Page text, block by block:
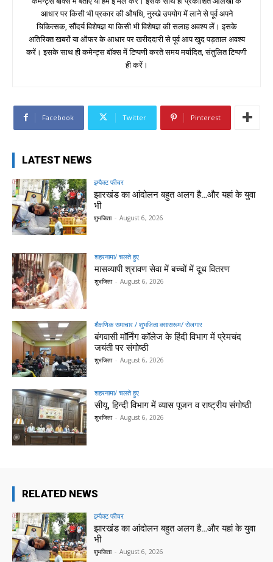
आधार पर किसी भी प्रकार की औषधि, नुस्खे उपयोग में लाने से पूर्व अपने
चिकित्सक, सौंदर्य विशेषज्ञ या किसी भी विशेषज्ञ की सलाह अवश्य लें। इसके
अतिरिक्त खबरों या ऑफर के आधार पर खरीददारी से पूर्व आप खुद पड़ताल अवश्य
करें। इसके साथ ही कमेन्ट्स बॉक्स में टिप्पणी करते समय मर्यादित, संतुलित टिप्पणी
ही करें।
Facebook Twitter Pinterest
LATEST NEWS
इम्पैक्ट फीचर
झारखंड का आंदोलन बहुत अलग है…और यहां के युवा
भी
शुभजिता - August 6, 2026
शहरनामा/ चलते हुए
मासव्यापी श्रावण सेवा में बच्चों में दूध वितरण
शुभजिता - August 6, 2026
शैक्षणिक समाचार / शुभजिता क्सासरूम/ रोजगार
बंगवासी मॉर्निंग कॉलेज के हिंदी विभाग में प्रेमचंद
जयंती पर संगोष्ठी
शुभजिता - August 6, 2026
शहरनामा/ चलते हुए
सीयू, हिन्दी विभाग में व्यास पूजन व राष्ट्रीय संगोष्ठी
शुभजिता - August 6, 2026
RELATED NEWS
इम्पैक्ट फीचर
झारखंड का आंदोलन बहुत अलग है…और यहां के युवा
भी
शुभजिता - August 6, 2026